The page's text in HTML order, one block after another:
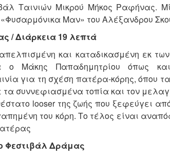
Ταινιών Μικρού Μήκος Ραφήνας.
«Φυσαρμόνικα Μαν» του Αλέξανδρου
/ Διάρκεια 19 λεπτά
και καταδικασμένη εκ
ο Μάκης Παπαδημητρίου όπως
για τη σχέση πατέρα-κόρης, όπου
συννεφιασμένα τοπία και τον
looser της ζωής που ξεφεύγει
του κόρη. Το τέλος είναι
Φεστιβάλ Δράμας